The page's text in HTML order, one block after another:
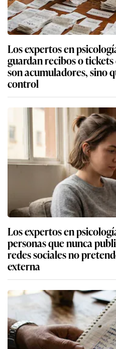
Los expertos en
guardan recibos o
son acumuladores, sino
control
Los expertos en
personas que nunca
redes sociales no
externa